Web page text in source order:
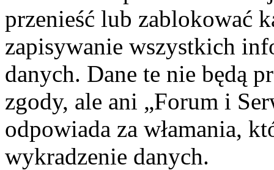
przenieść lub zablokować
zapisywanie wszystkich
danych. Dane te nie będą
zgody, ale ani „Forum i
odpowiada za włamania,
wykradzenie danych.